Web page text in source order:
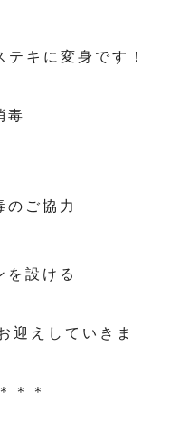
キに変身です！
毒
のご協力
を設ける
迎えしていきま
＊＊